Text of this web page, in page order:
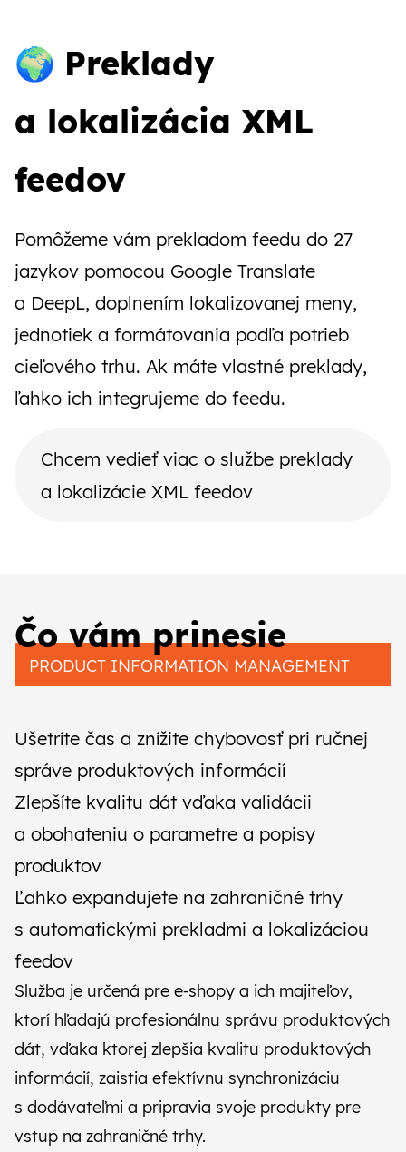
🌍 Preklady
a lokalizácia XML
feedov
Pomôžeme vám prekladom feedu do 27
jazykov pomocou Google Translate
a DeepL, doplnením lokalizovanej meny,
jednotiek a formátovania podľa potrieb
cieľového trhu. Ak máte vlastné preklady,
ľahko ich integrujeme do feedu.
Chcem vedieť viac o službe preklady
a lokalizácie XML feedov
Čo vám prinesie
PRODUCT INFORMATION MANAGEMENT
Ušetríte čas a znížite chybovosť pri ručnej
správe produktových informácií
Zlepšíte kvalitu dát vďaka validácii
a obohateniu o parametre a popisy
produktov
Ľahko expandujete na zahraničné trhy
s automatickými prekladmi a lokalizáciou
feedov
Služba je určená pre e‑shopy a ich majiteľov,
ktorí hľadajú profesionálnu správu produktových
dát, vďaka ktorej zlepšia kvalitu produktových
informácií, zaistia efektívnu synchronizáciu
s dodávateľmi a pripravia svoje produkty pre
vstup na zahraničné trhy.